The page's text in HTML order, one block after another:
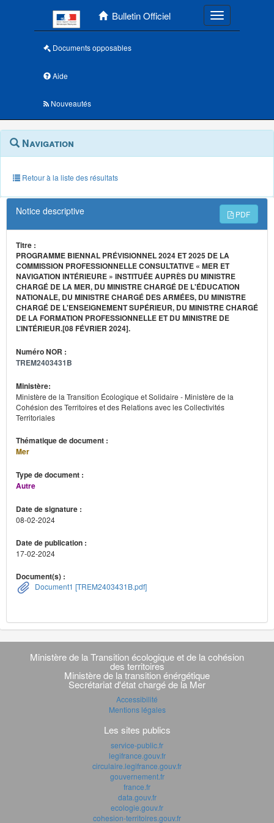
Bulletin Officiel Toggle
Documents opposables
Aide
Nouveautés
Navigation
outils
annexes
Menu
contextuel
Navigation
Retour à la liste des résultats
Notice descriptive PDF
Titre :
PROGRAMME BIENNAL PRÉVISIONNEL 2024 ET 2025 DE LA
COMMISSION PROFESSIONNELLE CONSULTATIVE « MER ET
NAVIGATION INTÉRIEURE » INSTITUÉE AUPRÈS DU MINISTRE
CHARGÉ DE LA MER, DU MINISTRE CHARGÉ DE L'ÉDUCATION
NATIONALE, DU MINISTRE CHARGÉ DES ARMÉES, DU MINISTRE
CHARGÉ DE L'ENSEIGNEMENT SUPÉRIEUR, DU MINISTRE CHARGÉ
DE LA FORMATION PROFESSIONNELLE ET DU MINISTRE DE
L’INTÉRIEUR.[08 FÉVRIER 2024].
Numéro NOR :
TREM2403431B
Ministère:
Ministère de la Transition Écologique et Solidaire - Ministère de la
Cohésion des Territoires et des Relations avec les Collectivités
Territoriales
Thématique de document :
Mer
Type de document :
Autre
Date de signature :
08-02-2024
Date de publication :
17-02-2024
Document(s) :
Document1 [TREM2403431B.pdf]
Navigation
transverse
Ministère de la Transition écologique et de la cohésion
des territoires
Ministère de la transition énérgétique
Secrétariat d'état chargé de la Mer
Accessibilité
Mentions légales
Les sites publics
service-public.fr
legifrance.gouv.fr
circulaire.legifrance.gouv.fr
gouvernement.fr
france.fr
data.gouv.fr
ecologie.gouv.fr
cohesion-territoires.gouv.fr